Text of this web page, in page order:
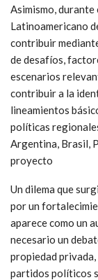
Asimismo, durante
Latinoamericano
contribuir
de desafíos,
escenarios
contribuir a la
lineamientos
políticas
Argentina, Brasil,
proyecto
Un dilema que
por un
aparece como un
necesario un
propiedad
partidos políticos